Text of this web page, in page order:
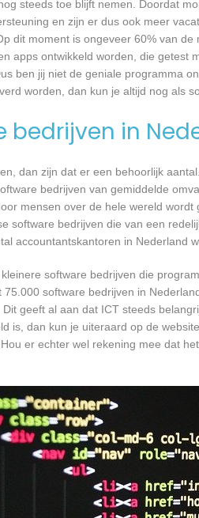
steeds toe blijft nemen. Doordat
en zijn er dus ook meer
dit moment is ongeveer 60% van
apps ontwikkeld worden, die
ben jij niet de geniale programma
worden, dan kun je altijd nog als
bedrijven in
dan zijn dat er een behoorlijk
bedrijven van gemiddelde
mensen over de hele wereld
software bedrijven die van een
accountantskantoren in Nederland
software bedrijven die
software bedrijven in
geeft al aan dat ICT steeds
is, dan kun je uiteraard op de
er echter wel rekening mee dat